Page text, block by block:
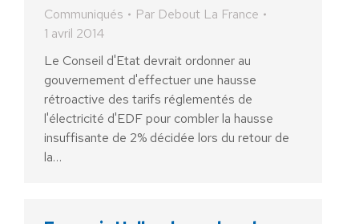
Communiqués Par Debout La France
1 avril 2014
Le Conseil d'Etat devrait ordonner au
gouvernement d'effectuer une hausse
rétroactive des tarifs réglementés de
l'électricité d'EDF pour combler la hausse
insuffisante de 2% décidée lors du retour de
la…